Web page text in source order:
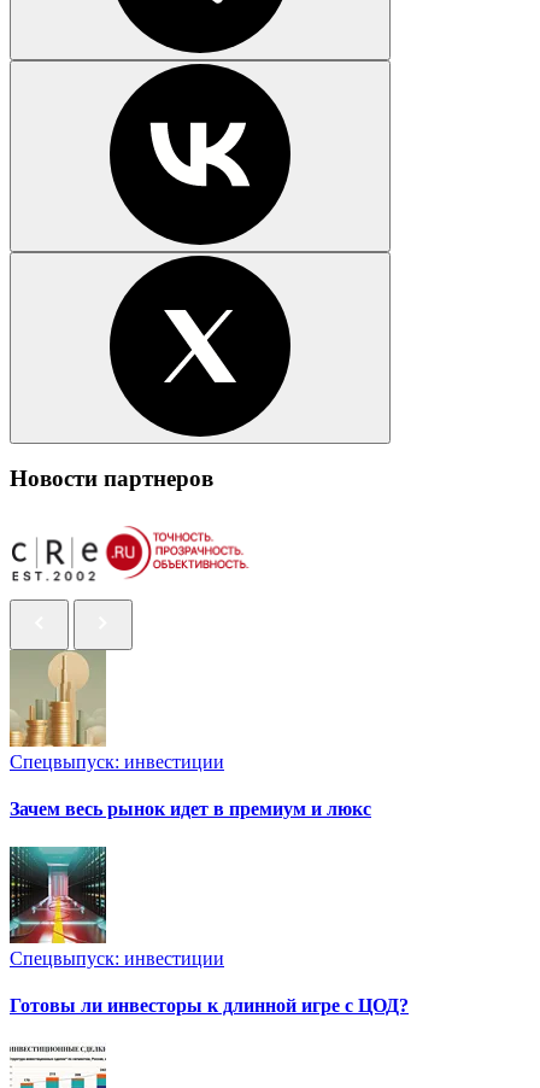
Новости партнеров
Спецвыпуск: инвестиции
Зачем весь рынок идет в премиум и люкс
Спецвыпуск: инвестиции
Готовы ли инвесторы к длинной игре с ЦОД?